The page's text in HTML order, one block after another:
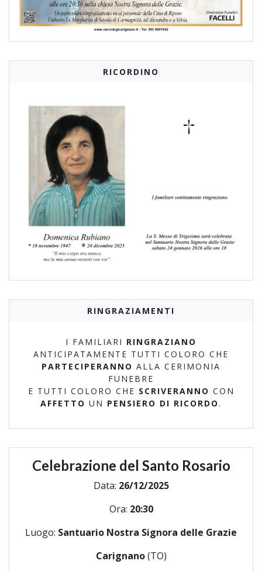
RICORDINO
RINGRAZIAMENTI
I FAMILIARI RINGRAZIANO
ANTICIPATAMENTE TUTTI COLORO CHE
PARTECIPERANNO ALLA CERIMONIA
FUNEBRE
E TUTTI COLORO CHE SCRIVERANNO CON
AFFETTO UN PENSIERO DI RICORDO .
Celebrazione del Santo Rosario
Data: 26/12/2025
Ora: 20:30
Luogo: Santuario Nostra Signora delle Grazie
Carignano(TO)